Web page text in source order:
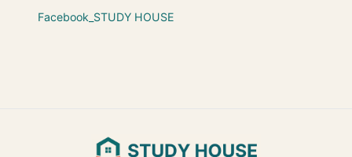
Facebook_STUDY HOUSE